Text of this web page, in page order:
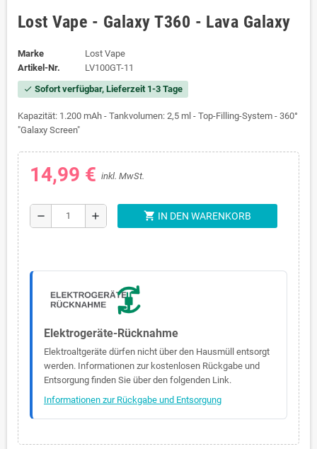
Lost Vape - Galaxy T360 - Lava Galaxy
Marke
Lost Vape
Artikel-Nr.
LV100GT-11
check Sofort verfügbar, Lieferzeit 1-3 Tage
Kapazität: 1.200 mAh - Tankvolumen: 2,5 ml - Top-Filling-System - 360°
"Galaxy Screen"
14,99 € inkl. MwSt.
remove add shopping_cart IN DEN WARENKORB
Elektrogeräte-Rücknahme
Elektroaltgeräte dürfen nicht über den Hausmüll entsorgt
werden. Informationen zur kostenlosen Rückgabe und
Entsorgung finden Sie über den folgenden Link.
Informationen zur Rückgabe und Entsorgung